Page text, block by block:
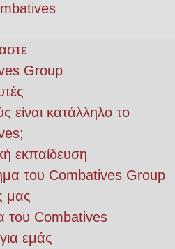
Group
είναι κατάλληλο το
εκπαίδευση
του Combatives Group
μας
του Combatives
εμάς